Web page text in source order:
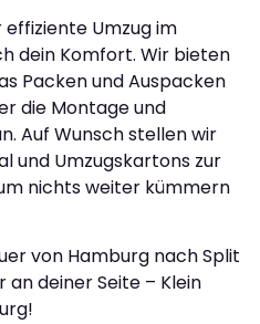
Umzug im
dein Komfort. Wir bieten
Packen und Auspacken
die Montage und
Auf Wunsch stellen wir
und Umzugskartons zur
nichts weiter kümmern
von Hamburg nach Split
deiner Seite – Klein